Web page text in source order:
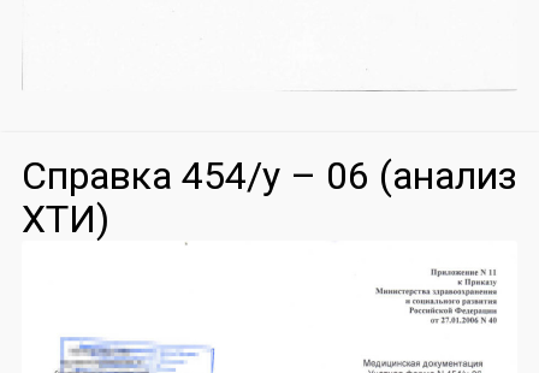
Справка 454/у – 06 (анализ
ХТИ)